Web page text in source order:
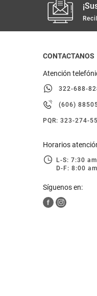
CONTACTANOS
Atención
322-688-
(606)
PQR: 323-274-
Horarios
L-S: 7:30
D-F: 8:00
Síguenos en: